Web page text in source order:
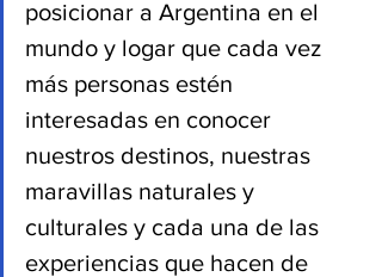
posicionar a Argentina en el
mundo y logar que cada vez
más personas estén
interesadas en conocer
nuestros destinos, nuestras
maravillas naturales y
culturales y cada una de las
experiencias que hacen de